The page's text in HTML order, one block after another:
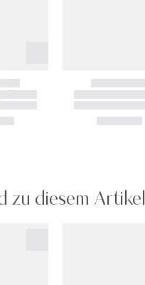
zu diesem Artikel